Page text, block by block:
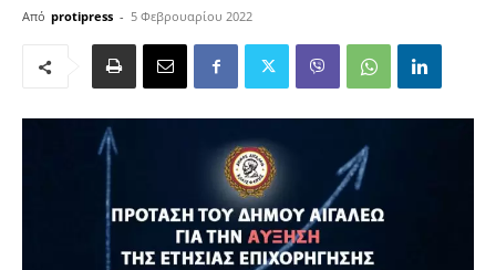
Από protipress - 5 Φεβρουαρίου 2022